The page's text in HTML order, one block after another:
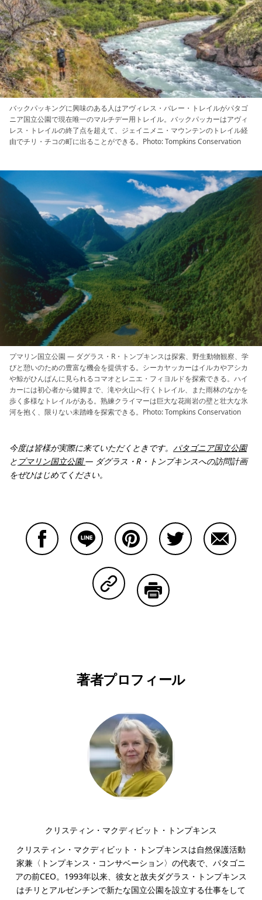
バックパッキングに興味のある人はアヴィレス・バレー・トレイルがパタゴ
ニア国立公園で現在唯一のマルチデー用トレイル。バックパッカーはアヴィ
レス・トレイルの終了点を超えて、ジェイニメニ・マウンテンのトレイル経
由でチリ・チコの町に出ることができる。Photo: Tompkins Conservation
プマリン国立公園 — ダグラス・R・トンプキンスは探索、野生動物観察、学
びと憩いのための豊富な機会を提供する。シーカヤッカーはイルカやアシカ
や鯨がひんぱんに見られるコマオとレニエ・フィヨルドを探索できる。ハイ
カーには初心者から健脚まで、滝や火山へ行くトレイル、また雨林のなかを
歩く多様なトレイルがある。熟練クライマーは巨大な花崗岩の壁と壮大な氷
河を抱く、限りない未踏峰を探索できる。Photo: Tompkins Conservation
今度は皆様が実際に来ていただくときです。 パタゴニア国立公園
と プマリン国立公園— ダグラス・R ・トンプキンスへの訪問計画
をぜひはじめてください。
Copy Linkで共有する
著者プロフィール
クリスティン・マクディビット・トンプキンス
クリスティン・マクディビット・トンプキンスは自然保護活動
家兼〈トンプキンス・コンサベーション〉の代表で、パタゴニ
アの前CEO。1993年以来、彼女と故夫ダグラス・トンプキンス
はチリとアルゼンチンで新たな国立公園を設立する仕事をして